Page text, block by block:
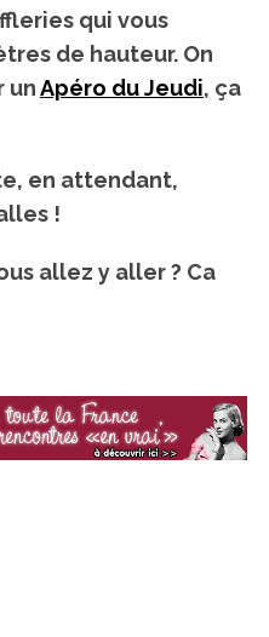
qui vous
de hauteur. On
unApéro du Jeudi, ça
en attendant,
!
allez y aller ? Ca